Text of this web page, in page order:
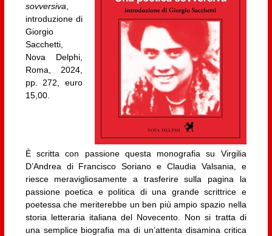
sovversiva
introduzione di
Giorgio
Sacchetti,
Nova Delphi,
Roma, 2024,
pp. 272, euro
15,00.
È scritta con passione questa monografia su Virgilia
D’Andrea di Francisco Soriano e Claudia Valsania, e
riesce meravigliosamente a trasferire sulla pagina la
passione poetica e politica di una grande scrittrice e
poetessa che meriterebbe un ben più ampio spazio nella
storia letteraria italiana del Novecento. Non si tratta di
una semplice biografia ma di un’attenta disamina critica